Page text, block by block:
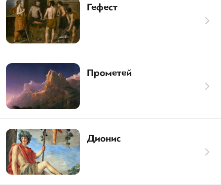
Гефест
Прометей
Дионис